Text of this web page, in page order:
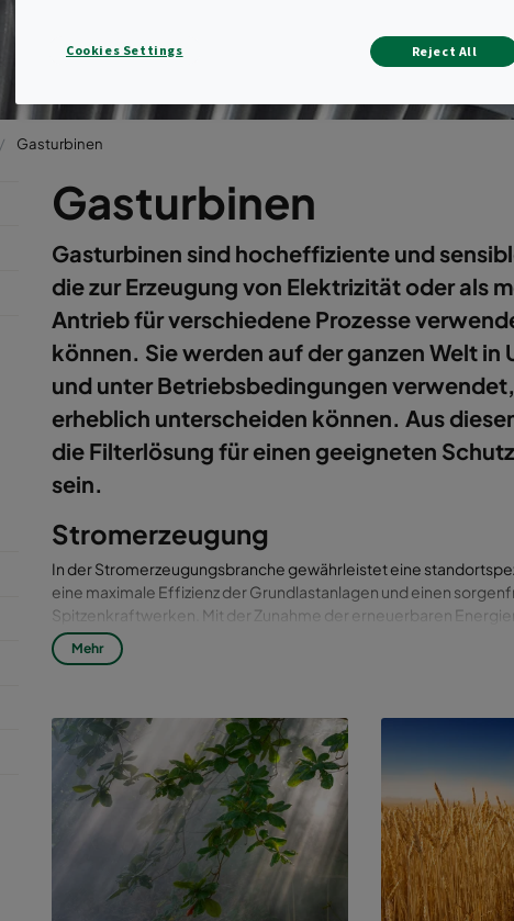
Gasturbinen
Gasturbinen
Gasturbinen sind hocheffiziente und
die zur Erzeugung von Elektrizität oder als
Antrieb für verschiedene Prozesse
können. Sie werden auf der ganzen Welt in
und unter Betriebsbedingungen
erheblich unterscheiden können. Aus
die Filterlösung für einen geeigneten
sein.
Stromerzeugung
In der Stromerzeugungsbranche gewährleistet eine
eine maximale Effizienz der Grundlastanlagen und einen
Spitzenkraftwerken. Mit der Zunahme der erneuerbaren
Generatoren und Gasturbinen noch wirtschaftlicher und
die Rentabilität sicherzustellen. Die smarten Luftfilterlösungen
Dank eines geringen Spark Spread und einer höheren
Grundlastanlagen ihre Margen verbessern, indem sie ihre
angepassten EPA Filterung schützen. Da jede Verbesserung der
Laufzeiten und eine höhere Rentabilität bedeutet, wurden
ausgelegt, dass sie den Motor in einem makellosen Zustand
Kraftstoffverbrauch optimieren. Grundlastanlagen sind extrem
Stromnetz. Unsere zuverlässigen und langlebigen EPA
Ihnen, die Verfügbarkeit und Zuverlässigkeit zu steigern.
Mehr
Cookies Settings Reject All